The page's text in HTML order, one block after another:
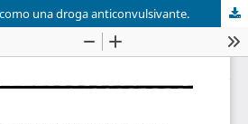
una droga anticonvulsivante.